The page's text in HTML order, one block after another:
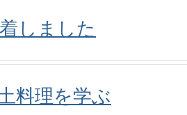
しました
料理を学ぶ